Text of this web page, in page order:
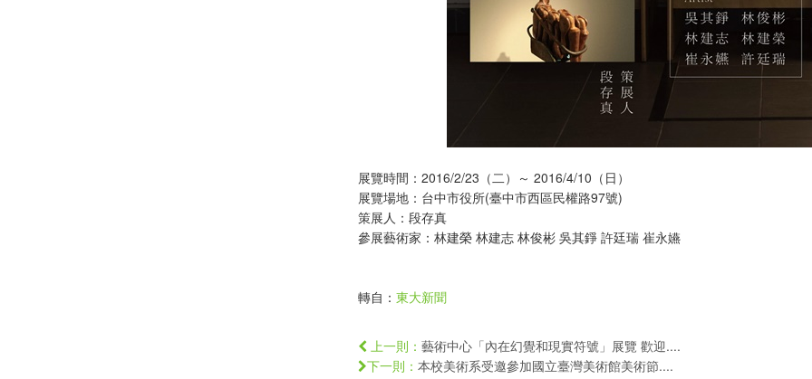
展覽時間：2016/2/23（二）～ 2016/4/10（日）
展覽場地：台中市役所(臺中市西區民權路97號)
策展人：段存真
參展藝術家：林建榮 林建志 林俊彬 吳其錚 許廷瑞 崔永嬿
轉自： 東大新聞
上一則： 藝術中心「內在幻覺和現實符號」展覽 歡迎....
下一則： 本校美術系受邀參加國立臺灣美術館美術節....